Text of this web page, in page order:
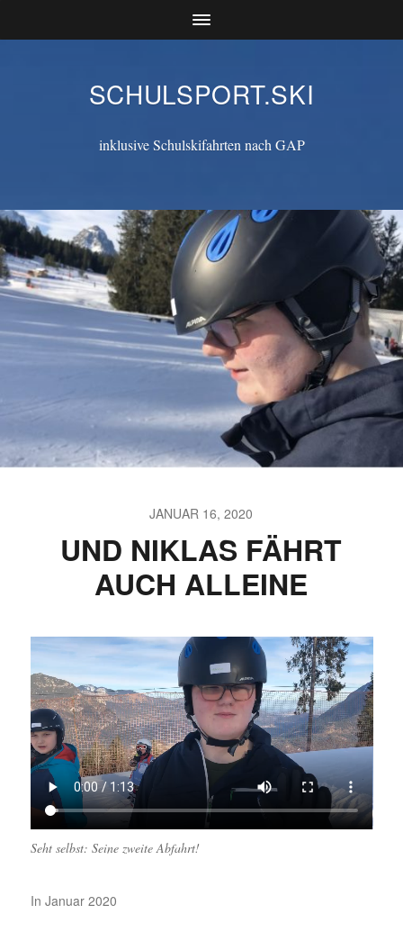
SCHULSPORT.SKI
inklusive Schulskifahrten nach GAP
JANUAR 16, 2020
UND NIKLAS FÄHRT
AUCH ALLEINE
Seht selbst: Seine zweite Abfahrt!
In Januar 2020